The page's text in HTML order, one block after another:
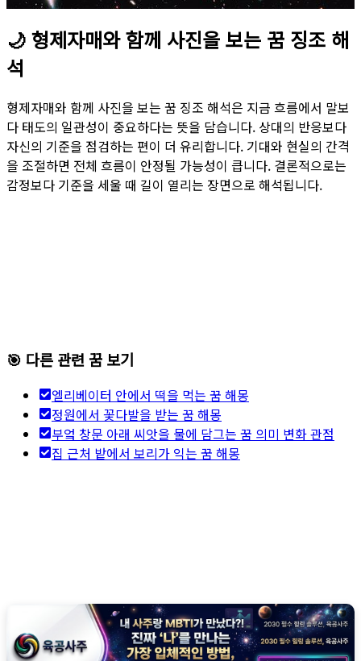
🌙 형제자매와 함께 사진을 보는 꿈 징조 해
석
형제자매와 함께 사진을 보는 꿈 징조 해석은 지금 흐름에서 말보
다 태도의 일관성이 중요하다는 뜻을 담습니다. 상대의 반응보다
자신의 기준을 점검하는 편이 더 유리합니다. 기대와 현실의 간격
을 조절하면 전체 흐름이 안정될 가능성이 큽니다. 결론적으로는
감정보다 기준을 세울 때 길이 열리는 장면으로 해석됩니다.
🎯 다른 관련 꿈 보기
엘리베이터 안에서 떡을 먹는 꿈 해몽
정원에서 꽃다발을 받는 꿈 해몽
부엌 창문 아래 씨앗을 물에 담그는 꿈 의미 변화 관점
집 근처 밭에서 보리가 익는 꿈 해몽